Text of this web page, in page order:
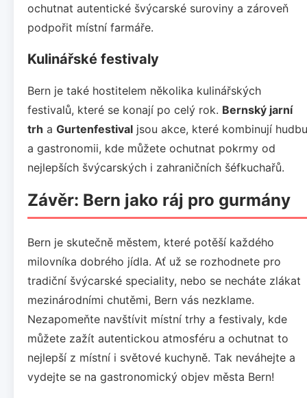
ochutnat autentické švýcarské suroviny a zároveň
podpořit místní farmáře.
Kulinářské festivaly
Bern je také hostitelem několika kulinářských
festivalů, které se konají po celý rok. Bernský jarní
trh a Gurtenfestival jsou akce, které kombinují hudbu
a gastronomii, kde můžete ochutnat pokrmy od
nejlepších švýcarských i zahraničních šéfkuchařů.
Závěr: Bern jako ráj pro gurmány
Bern je skutečně městem, které potěší každého
milovníka dobrého jídla. Ať už se rozhodnete pro
tradiční švýcarské speciality, nebo se necháte zlákat
mezinárodními chutěmi, Bern vás nezklame.
Nezapomeňte navštívit místní trhy a festivaly, kde
můžete zažít autentickou atmosféru a ochutnat to
nejlepší z místní i světové kuchyně. Tak neváhejte a
vydejte se na gastronomický objev města Bern!